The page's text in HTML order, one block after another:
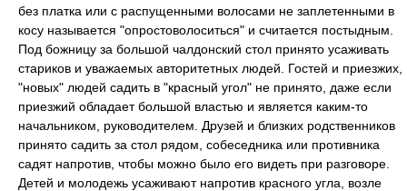
без платка или с распущенными волосами не заплетенными в
косу называется "опростоволоситься" и считается постыдным.
Под божницу за большой чалдонский стол принято усаживать
стариков и уважаемых авторитетных людей. Гостей и приезжих,
"новых" людей садить в "красный угол" не принято, даже если
приезжий обладает большой властью и является каким-то
начальником, руководителем. Друзей и близких родственников
принято садить за стол рядом, собеседника или противника
садят напротив, чтобы можно было его видеть при разговоре.
Детей и молодежь усаживают напротив красного угла, возле